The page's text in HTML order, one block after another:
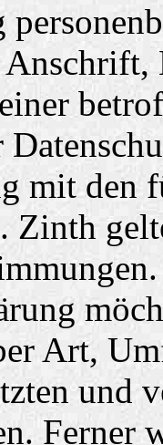
mit den
Art,
und
Ferner